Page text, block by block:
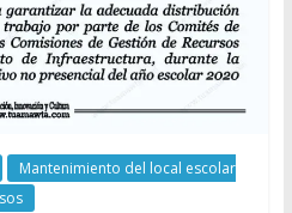
Mantenimiento del local escolar